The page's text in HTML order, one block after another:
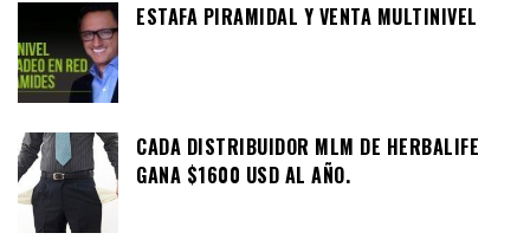
ESTAFA PIRAMIDAL Y VENTA MULTINIVEL
CADA DISTRIBUIDOR MLM DE HERBALIFE
GANA $1600 USD AL AÑO.